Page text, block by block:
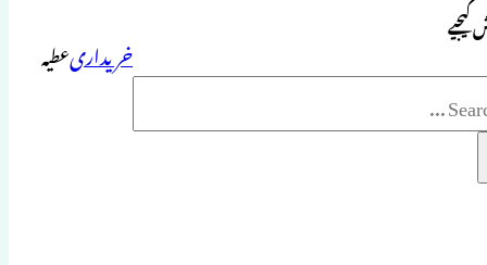
کیجیے
خریداریعطیہ